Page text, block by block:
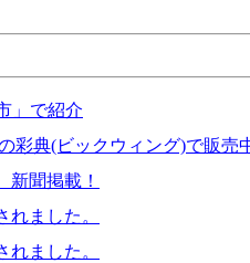
」で紹介
彩典(ビックウィング)で販売
新聞掲載！
れました。
れました。